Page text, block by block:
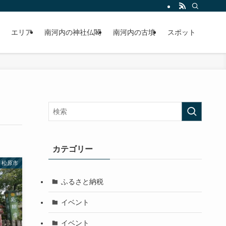
エリア 南河内の神社仏閣 南河内の古墳 スポット
松原市
カテゴリー
ふるさと納税
イベント
イベント